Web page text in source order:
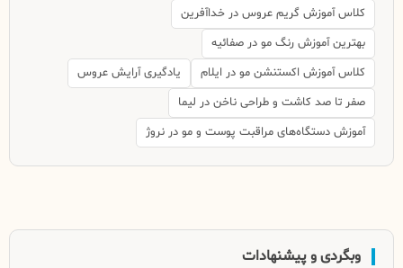
کلاس آموزش گریم عروس در خداآفرین
بهترین آموزش رنگ مو در صفائیه
کلاس آموزش اکستنشن مو در ایلام
یادگیری آرایش عروس
صفر تا صد کاشت و طراحی ناخن در لیما
آموزش دستگاه‌های مراقبت پوست و مو در نروژ
وبگردی و پیشنهادات